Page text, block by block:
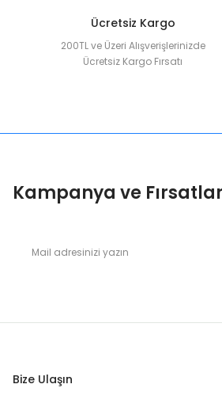
Ücretsiz Kargo
200TL ve Üzeri Alışverişlerinizde
Ücretsiz Kargo Fırsatı
Kampanya ve
Bize Ulaşın